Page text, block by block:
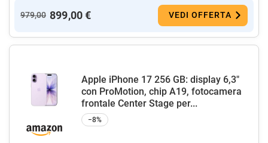
979,00 899,00 € VEDI OFFERTA
Apple iPhone 17 256 GB: display 6,3"
con ProMotion, chip A19, fotocamera
frontale Center Stage per...
−8%